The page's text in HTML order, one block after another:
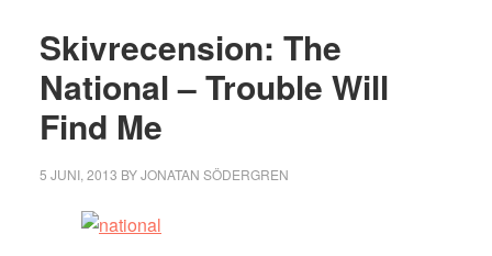
Skivrecension: The
National – Trouble Will
Find Me
5 JUNI, 2013 BYJONATAN SÖDERGREN